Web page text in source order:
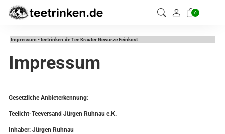
0
Impressum - teetrinken.de Tee Kräuter Gewürze Feinkost
Impressum
Gesetzliche Anbieterkennung:
Teelicht-Teeversand Jürgen Ruhnau e.K.
Inhaber: Jürgen Ruhnau